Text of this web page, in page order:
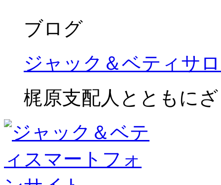
ブログ
ジャック＆ベティサ
梶原支配人とともに